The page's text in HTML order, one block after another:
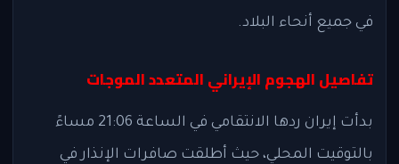
في جميع أنحاء البلاد.
تفاصيل الهجوم الإيراني المتعدد الموجات
بدأت إيران ردها الانتقامي في الساعة 21:06 مساءً
بالتوقيت المحلي، حيث أطلقت صافرات الإنذار في